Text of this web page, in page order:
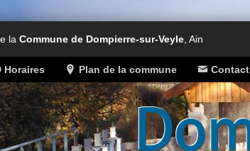
la Commune de Dompierre-sur-Veyle , Ain
Horaires Plan de la commune Contact